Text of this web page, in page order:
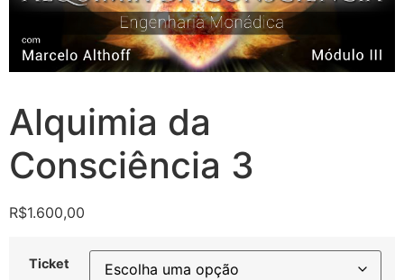
Alquimia da
Consciência 3
R$1.600,00
Ticket